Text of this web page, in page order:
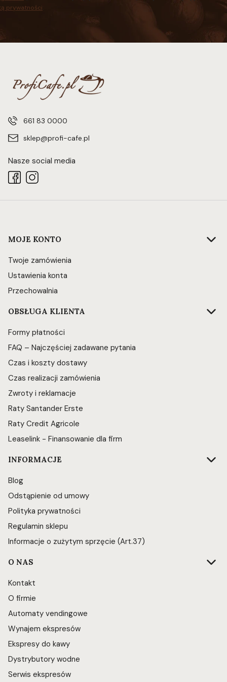
prywatności
661 83 0000
sklep@profi-cafe.pl
Nasze social media
Linki w stopce
MOJE KONTO
Twoje zamówienia
Ustawienia konta
Przechowalnia
OBSŁUGA KLIENTA
Formy płatności
FAQ – Najczęściej zadawane pytania
Czas i koszty dostawy
Czas realizacji zamówienia
Zwroty i reklamacje
Raty Santander Erste
Raty Credit Agricole
Leaselink - Finansowanie dla firm
INFORMACJE
Blog
Odstąpienie od umowy
Polityka prywatności
Regulamin sklepu
Informacje o zużytym sprzęcie (Art.37)
O NAS
Kontakt
O firmie
Automaty vendingowe
Wynajem ekspresów
Ekspresy do kawy
Dystrybutory wodne
Serwis ekspresów